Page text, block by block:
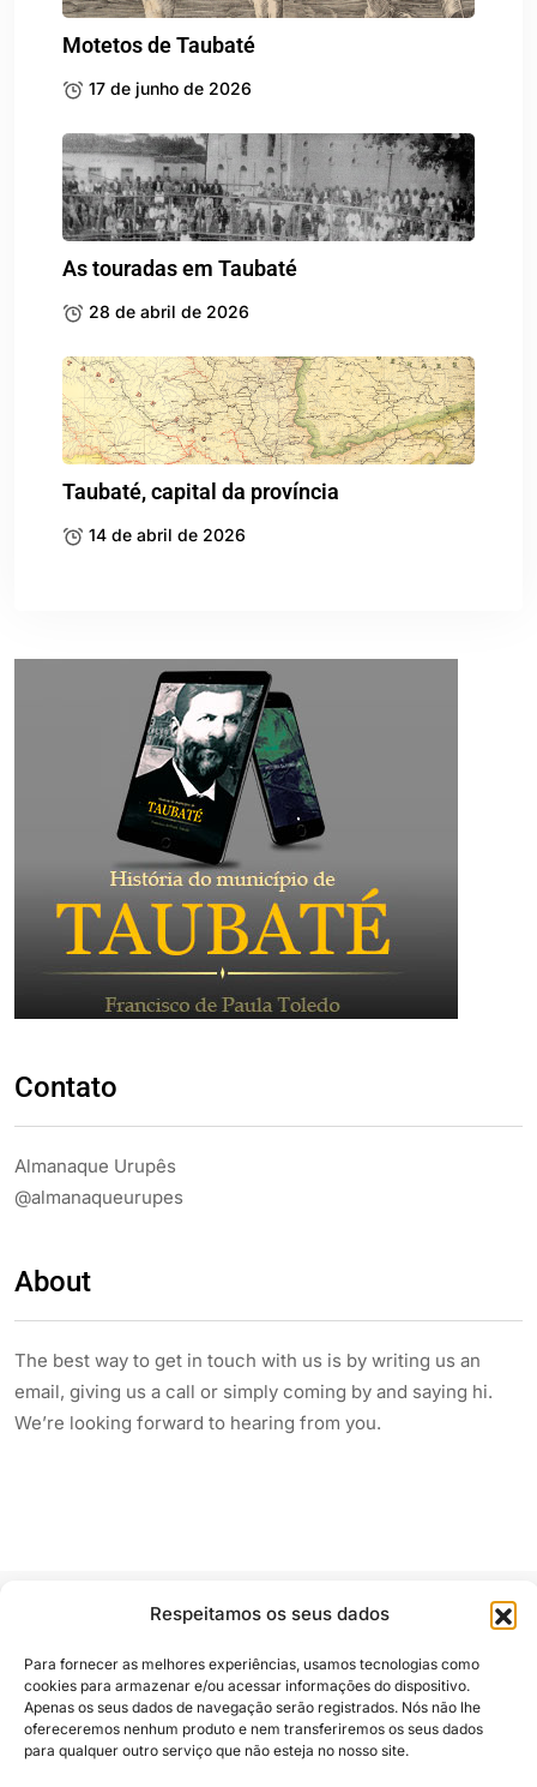
Respeitamos os seus dados
Para fornecer as melhores experiências, usamos tecnologias como
cookies para armazenar e/ou acessar informações do dispositivo.
Apenas os seus dados de navegação serão registrados. Nós não lhe
ofereceremos nenhum produto e nem transferiremos os seus dados
para qualquer outro serviço que não esteja no nosso site.
Motetos de Taubaté
17 de junho de 2026
As touradas em Taubaté
28 de abril de 2026
Taubaté, capital da província
14 de abril de 2026
Contato
Almanaque Urupês
@almanaqueurupes
About
The best way to get in touch with us is by writing us an
email, giving us a call or simply coming by and saying hi.
We’re looking forward to hearing from you.
Siga e compartilhe